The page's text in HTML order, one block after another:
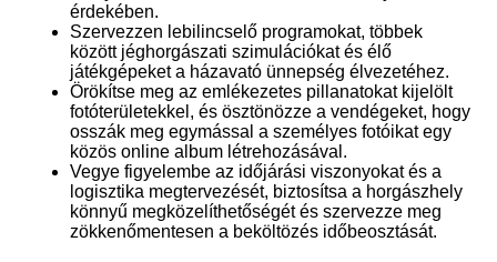
érdekében.
Szervezzen lebilincselő programokat, többek
között jéghorgászati szimulációkat és élő
játékgépeket a házavató ünnepség élvezetéhez.
Örökítse meg az emlékezetes pillanatokat kijelölt
fotóterületekkel, és ösztönözze a vendégeket, hogy
osszák meg egymással a személyes fotóikat egy
közös online album létrehozásával.
Vegye figyelembe az időjárási viszonyokat és a
logisztika megtervezését, biztosítsa a horgászhely
könnyű megközelíthetőségét és szervezze meg
zökkenőmentesen a beköltözés időbeosztását.